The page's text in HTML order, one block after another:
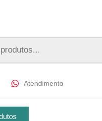
Atendimento